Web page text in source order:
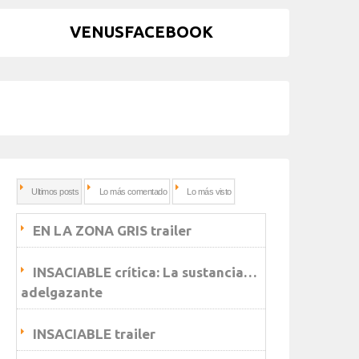
VENUSFACEBOOK
Ultimos posts Lo más comentado Lo más visto
EN LA ZONA GRIS trailer
INSACIABLE crítica: La sustancia…
adelgazante
INSACIABLE trailer